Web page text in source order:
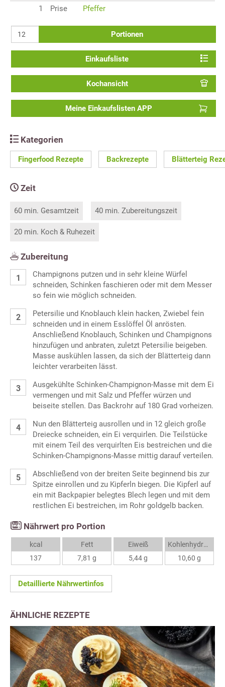
1
Prise Pfeffer
Portionen
Einkaufsliste
Kochansicht
Meine Einkaufslisten APP
Kategorien
Fingerfood Rezepte Backrezepte Blätterteig
Zeit
60 min. Gesamtzeit 40 min. Zubereitungszeit
20 min. Koch & Ruhezeit
Zubereitung
Champignons putzen und in sehr kleine Würfel
schneiden, Schinken faschieren oder mit dem Messer
so fein wie möglich schneiden.
Petersilie und Knoblauch klein hacken, Zwiebel fein
schneiden und in einem Esslöffel Öl anrösten.
Anschließend Knoblauch, Schinken und Champignons
hinzufügen und anbraten, zuletzt Petersilie beigeben.
Masse auskühlen lassen, da sich der Blätterteig dann
leichter verarbeiten lässt.
Ausgekühlte Schinken-Champignon-Masse mit dem Ei
vermengen und mit Salz und Pfeffer würzen und
beiseite stellen. Das Backrohr auf 180 Grad vorheizen.
Nun den Blätterteig ausrollen und in 12 gleich große
Dreiecke schneiden, ein Ei verquirlen. Die Teilstücke
mit einem Teil des verquirlten Eis bestreichen und die
Schinken-Champignons-Masse mittig darauf verteilen.
Abschließend von der breiten Seite beginnend bis zur
Spitze einrollen und zu Kipferln biegen. Die Kipferl auf
ein mit Backpapier belegtes Blech legen und mit dem
restlichen Ei bestreichen, im Rohr goldgelb backen.
Nährwert pro Portion
kcal
137
Fett
7,81 g
Eiweiß
5,44 g
Kohlenhydrate
10,60 g
Detaillierte Nährwertinfos
ÄHNLICHE REZEPTE